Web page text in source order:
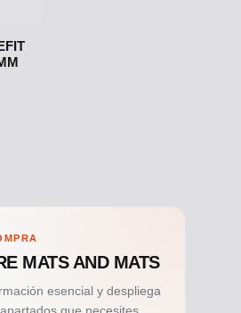
MATS AND MATS
esencial y despliega